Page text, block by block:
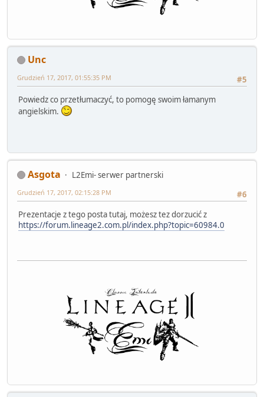
Unc
#5
Grudzień 17, 2017, 01:55:35 PM
Powiedz co przetłumaczyć, to pomogę swoim łamanym
angielskim.
Asgota
L2Emi- serwer partnerski
#6
Grudzień 17, 2017, 02:15:28 PM
Prezentacje z tego posta tutaj, możesz tez dorzucić z
https://forum.lineage2.com.pl/index.php?topic=60984.0